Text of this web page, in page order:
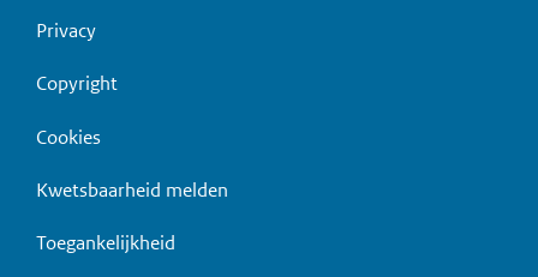
Privacy
Copyright
Cookies
Kwetsbaarheid melden
Toegankelijkheid